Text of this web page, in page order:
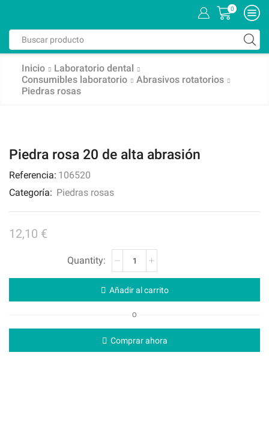
0
Inicio
Laboratorio dental
Consumibles laboratorio
Abrasivos rotatorios
Piedras rosas
Piedra rosa 20 de alta abrasión
Referencia: 106520
Categoría: Piedras rosas
12,10 €
Añadir al carrito
O
Comprar ahora